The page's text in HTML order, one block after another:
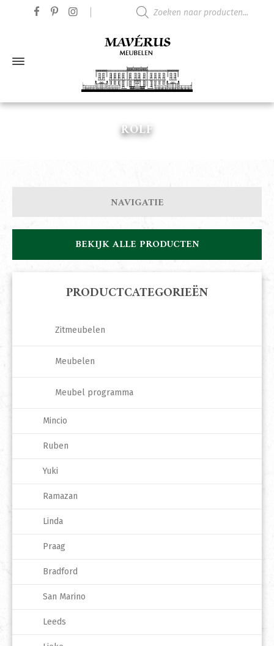
ROLF
NAVIGATIE
BEKIJK ALLE PRODUCTEN
PRODUCTCATEGORIEËN
Zitmeubelen
Meubelen
Meubel programma
Mincio
Ruben
Yuki
Ramazan
Linda
Praag
Bradford
San Marino
Leeds